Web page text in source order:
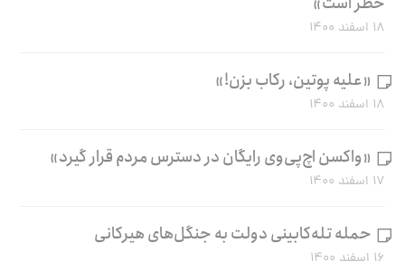
۱۸ اسفند ۱۴۰۰
«علیه پوتین، رکاب بزن!»
۱۸ اسفند ۱۴۰۰
«واکسن اچ‌پی‌وی رایگان در دسترس مردم قرار گیرد»
۱۷ اسفند ۱۴۰۰
حمله تله‌کابینی دولت به جنگل‌های هیرکانی
۱۶ اسفند ۱۴۰۰